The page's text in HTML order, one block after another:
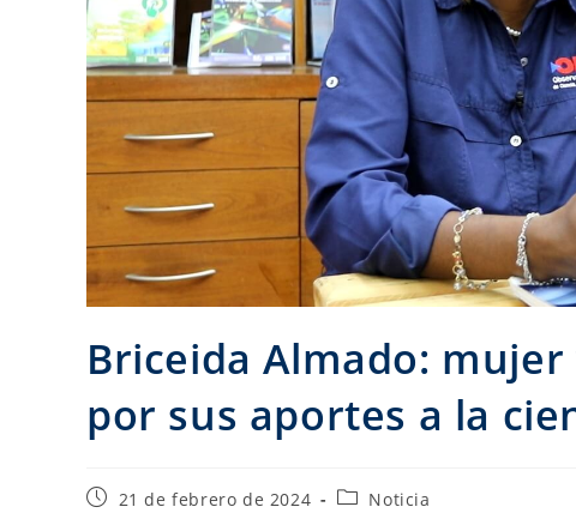
Briceida Almado:
por sus aportes a la
21 de febrero de 2024 Noticia